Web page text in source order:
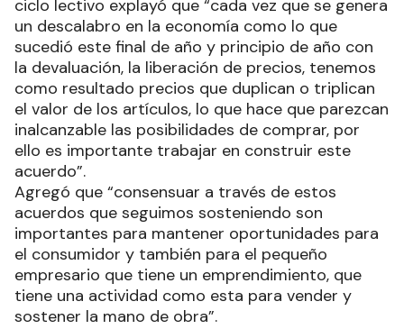
ciclo lectivo explayó que “cada vez que se genera
un descalabro en la economía como lo que
sucedió este final de año y principio de año con
la devaluación, la liberación de precios, tenemos
como resultado precios que duplican o triplican
el valor de los artículos, lo que hace que parezcan
inalcanzable las posibilidades de comprar, por
ello es importante trabajar en construir este
acuerdo”.
Agregó que “consensuar a través de estos
acuerdos que seguimos sosteniendo son
importantes para mantener oportunidades para
el consumidor y también para el pequeño
empresario que tiene un emprendimiento, que
tiene una actividad como esta para vender y
sostener la mano de obra”.